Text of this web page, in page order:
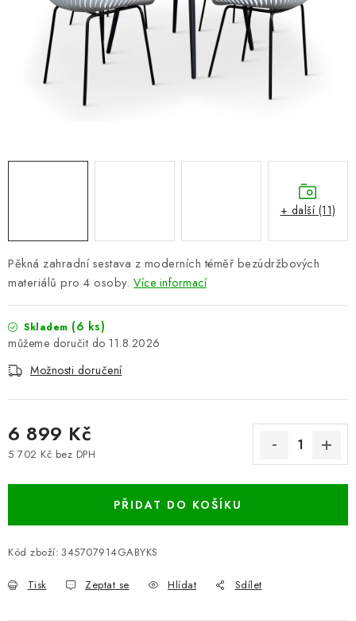
PERGOLY
GRILY
NOVINKY
Nákup na splátky ESSOX
Pěkná zahradní sestava z moderních téměř bezúdržbových
materiálů pro 4 osoby. Více informací
Skladem (6 ks)
11.8.2026
Možnosti doručení
6 899 Kč
5 702 Kč bez DPH
PŘIDAT DO KOŠÍKU
Kód zboží: 345707914GABYKS
Tisk Zeptat se Hlídat Sdílet
+ další (11)